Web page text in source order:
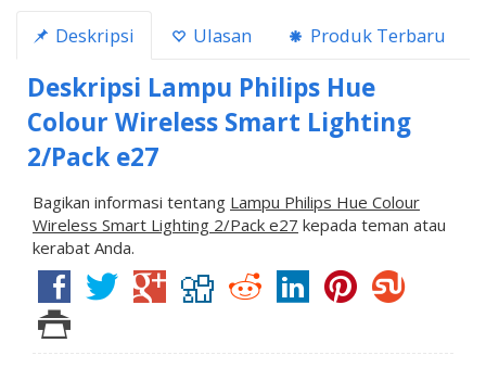
Deskripsi Ulasan Produk Terbaru
Deskripsi Lampu Philips Hue
Colour Wireless Smart Lighting
2/Pack e27
Bagikan informasi tentang Lampu Philips Hue Colour
Wireless Smart Lighting 2/Pack e27 kepada teman atau
kerabat Anda.